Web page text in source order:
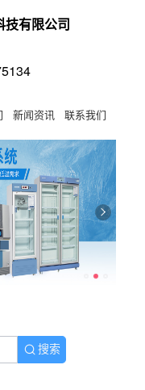
技有限公司
新闻资讯 联系我们
搜索